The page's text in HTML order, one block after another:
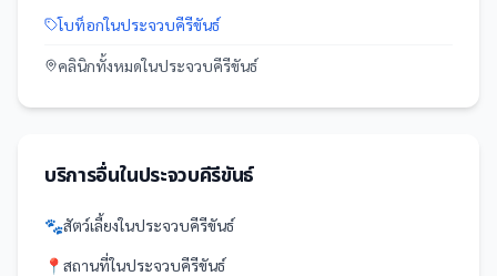
โบท็อกในประจวบคีรีขันธ์
คลินิกทั้งหมดในประจวบคีรีขันธ์
บริการอื่นในประจวบคีรีขันธ์
🐾สัตว์เลี้ยงในประจวบคีรีขันธ์
📍 สถานที่ในประจวบคีรีขันธ์